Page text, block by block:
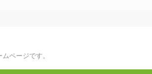
ページです。